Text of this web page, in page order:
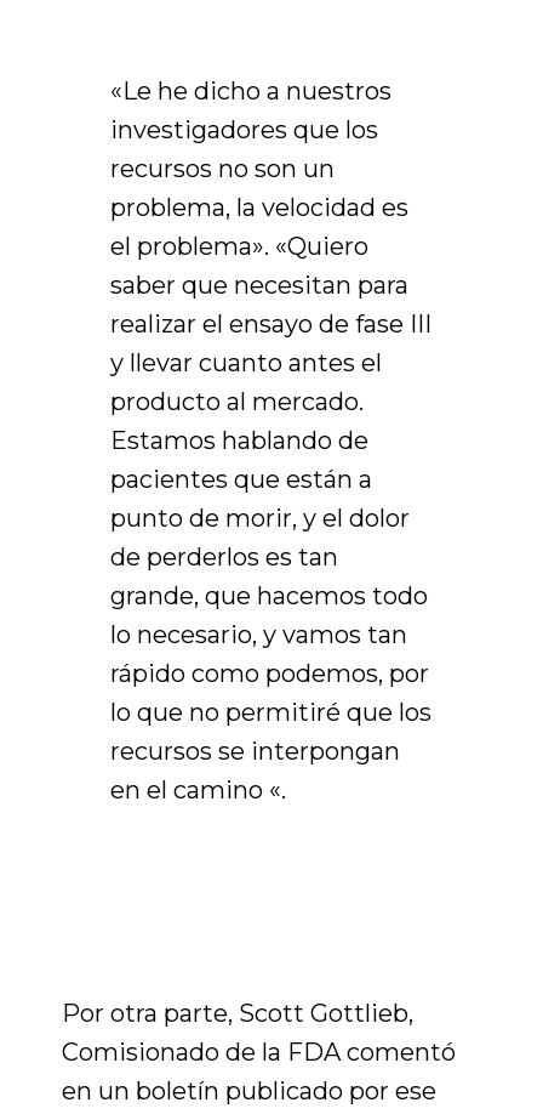
«Le he dicho a nuestros
investigadores que los
recursos no son un
problema, la velocidad es
el problema». «Quiero
saber que necesitan para
realizar el ensayo de fase III
y llevar cuanto antes el
producto al mercado.
Estamos hablando de
pacientes que están a
punto de morir, y el dolor
de perderlos es tan
grande, que hacemos todo
lo necesario, y vamos tan
rápido como podemos, por
lo que no permitiré que los
recursos se interpongan
en el camino «.
Por otra parte, Scott Gottlieb,
Comisionado de la FDA comentó
en un boletín publicado por ese